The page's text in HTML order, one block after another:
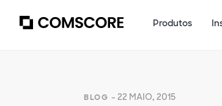
Produtos
BLOG - 22 MAIO, 2015